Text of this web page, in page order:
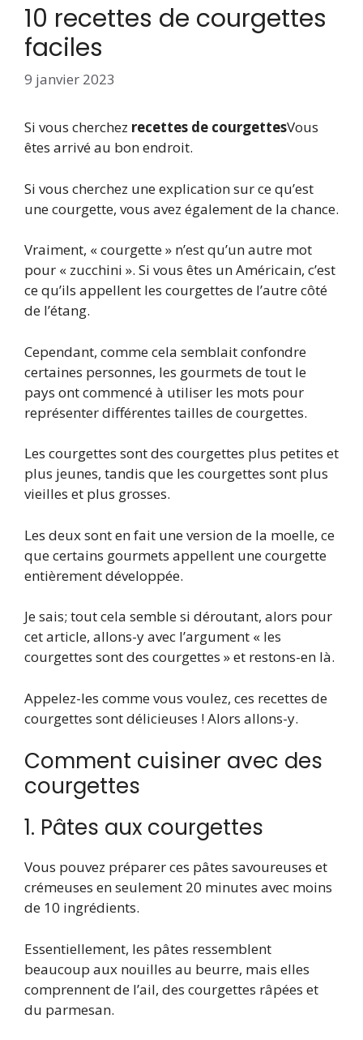
10 recettes de courgettes
faciles
9 janvier 2023
Si vous cherchez recettes de courgettesVous
êtes arrivé au bon endroit.
Si vous cherchez une explication sur ce qu’est
une courgette, vous avez également de la chance.
Vraiment, « courgette » n’est qu’un autre mot
pour « zucchini ». Si vous êtes un Américain, c’est
ce qu’ils appellent les courgettes de l’autre côté
de l’étang.
Cependant, comme cela semblait confondre
certaines personnes, les gourmets de tout le
pays ont commencé à utiliser les mots pour
représenter différentes tailles de courgettes.
Les courgettes sont des courgettes plus petites et
plus jeunes, tandis que les courgettes sont plus
vieilles et plus grosses.
Les deux sont en fait une version de la moelle, ce
que certains gourmets appellent une courgette
entièrement développée.
Je sais; tout cela semble si déroutant, alors pour
cet article, allons-y avec l’argument « les
courgettes sont des courgettes » et restons-en là.
Appelez-les comme vous voulez, ces recettes de
courgettes sont délicieuses ! Alors allons-y.
Comment cuisiner avec des
courgettes
1. Pâtes aux courgettes
Vous pouvez préparer ces pâtes savoureuses et
crémeuses en seulement 20 minutes avec moins
de 10 ingrédients.
Essentiellement, les pâtes ressemblent
beaucoup aux nouilles au beurre, mais elles
comprennent de l’ail, des courgettes râpées et
du parmesan.